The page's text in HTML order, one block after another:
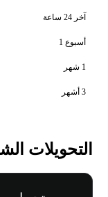
آخر 24 ساعة
أسبوع 1
1 شهر
3 أشهر
التحويلات